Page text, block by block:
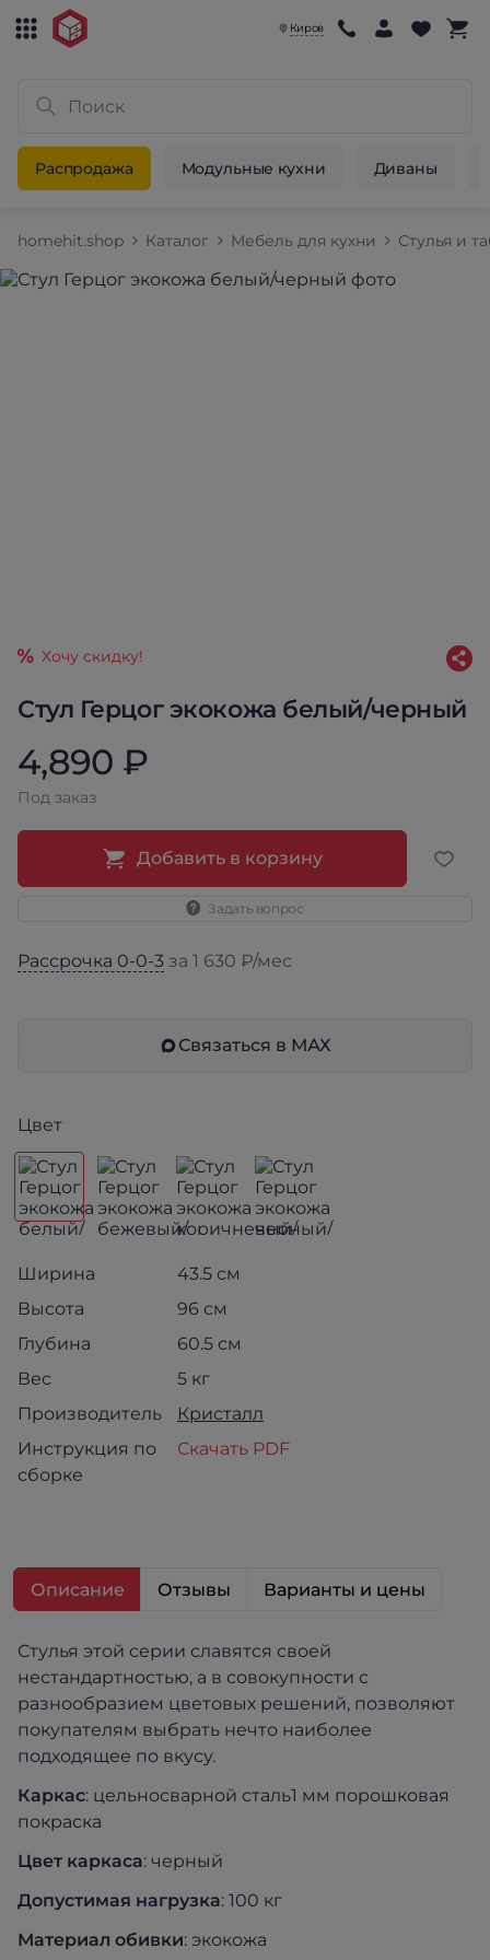
Киров
Распродажа Модульные кухни Диваны
homehit.shop Каталог Мебель для кухни Стулья и
Стул Герцог экокожа белый/черный
Хочу скидку!
4,890 ₽
Под заказ
Добавить в корзину
Задать вопрос
Рассрочка 0-0-3 за 1 630 ₽/мес
Связаться в МАХ
Цвет
Ширина
43.5 см
Высота
96 см
Глубина
60.5 см
Вес
5 кг
Производитель
Кристалл
Инструкция по
сборке
Скачать PDF
Описание Отзывы Варианты и цены
Стулья этой серии славятся своей
нестандартностью, а в совокупности с
разнообразием цветовых решений, позволяют
покупателям выбрать нечто наиболее
подходящее по вкусу.
Каркас: цельносварной сталь1 мм порошковая
покраска
Цвет каркаса: черный
Допустимая нагрузка: 100 кг
Материал обивки: экокожа